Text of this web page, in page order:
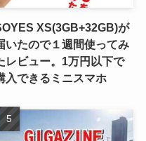
XS(3GB+32GB)が
いたので１週間使ってみ
レビュー。1万円以下で
入できるミニスマホ